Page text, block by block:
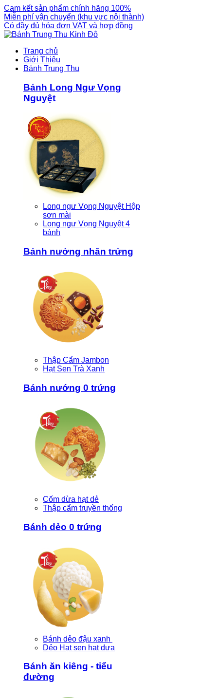
Cam kết sản phẩm chính hãng 100%
Miễn phí vận chuyển (khu vực nội thành)
Có đầy đủ hóa đơn VAT và hợp đồng
Trang chủ
Giới Thiệu
Bánh Trung Thu
Bánh Long Ngư Vọng
Nguyệt
Long ngư Vọng Nguyệt Hộp
sơn mài
Long ngư Vọng Nguyệt 4
bánh
Bánh nướng nhân trứng
Thập Cẩm Jambon
Hạt Sen Trà Xanh
Bánh nướng 0 trứng
Cốm dừa hạt dẻ
Thập cẩm truyền thống
Bánh dẻo 0 trứng
Bánh dẻo đậu xanh
Dẻo Hạt sen hạt dưa
Bánh ăn kiêng - tiểu
đường